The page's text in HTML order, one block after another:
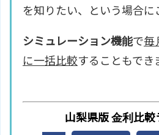
を知りたい、という場合に
シミュレーション機能で毎
に一括比較することもで
山梨県版 金利比較